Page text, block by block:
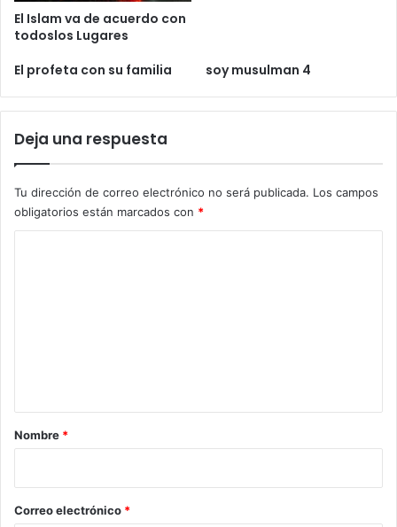
El Islam va de acuerdo con
todoslos Lugares
El profeta con su familia
soy musulman 4
Deja una respuesta
Tu dirección de correo electrónico no será publicada. Los campos
obligatorios están marcados con *
r
*
Nombre *
Correo electrónico *